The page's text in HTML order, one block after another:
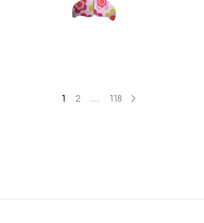
Berichten
1 2 … 118